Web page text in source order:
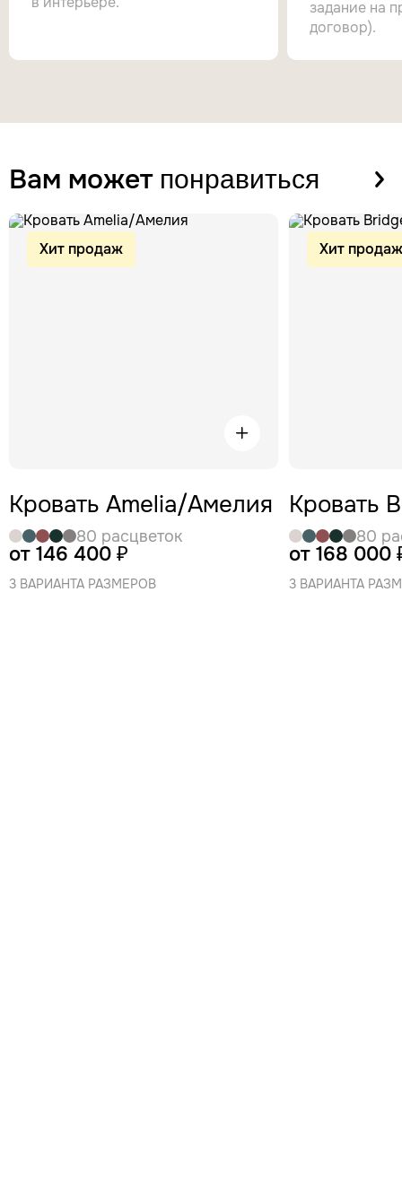
задание на
договор).
Вам можетпонравиться
Хит продаж
Кровать Amelia/Амелия
80 расцветок
от 146 400 ₽
3 ВАРИАНТА РАЗМЕРОВ
Хит продаж
Кровать
80
от 168 000
3 ВАРИАНТА